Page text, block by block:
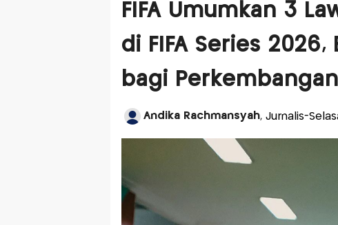
FIFA Umumkan 3
di FIFA Series 2026,
bagi
Andika Rachmansyah, Jurnalis-